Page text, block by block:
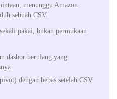
menunggu Amazon
sebuah CSV.
pakai, bukan permukaan
dasbor berulang yang
dengan bebas setelah CSV